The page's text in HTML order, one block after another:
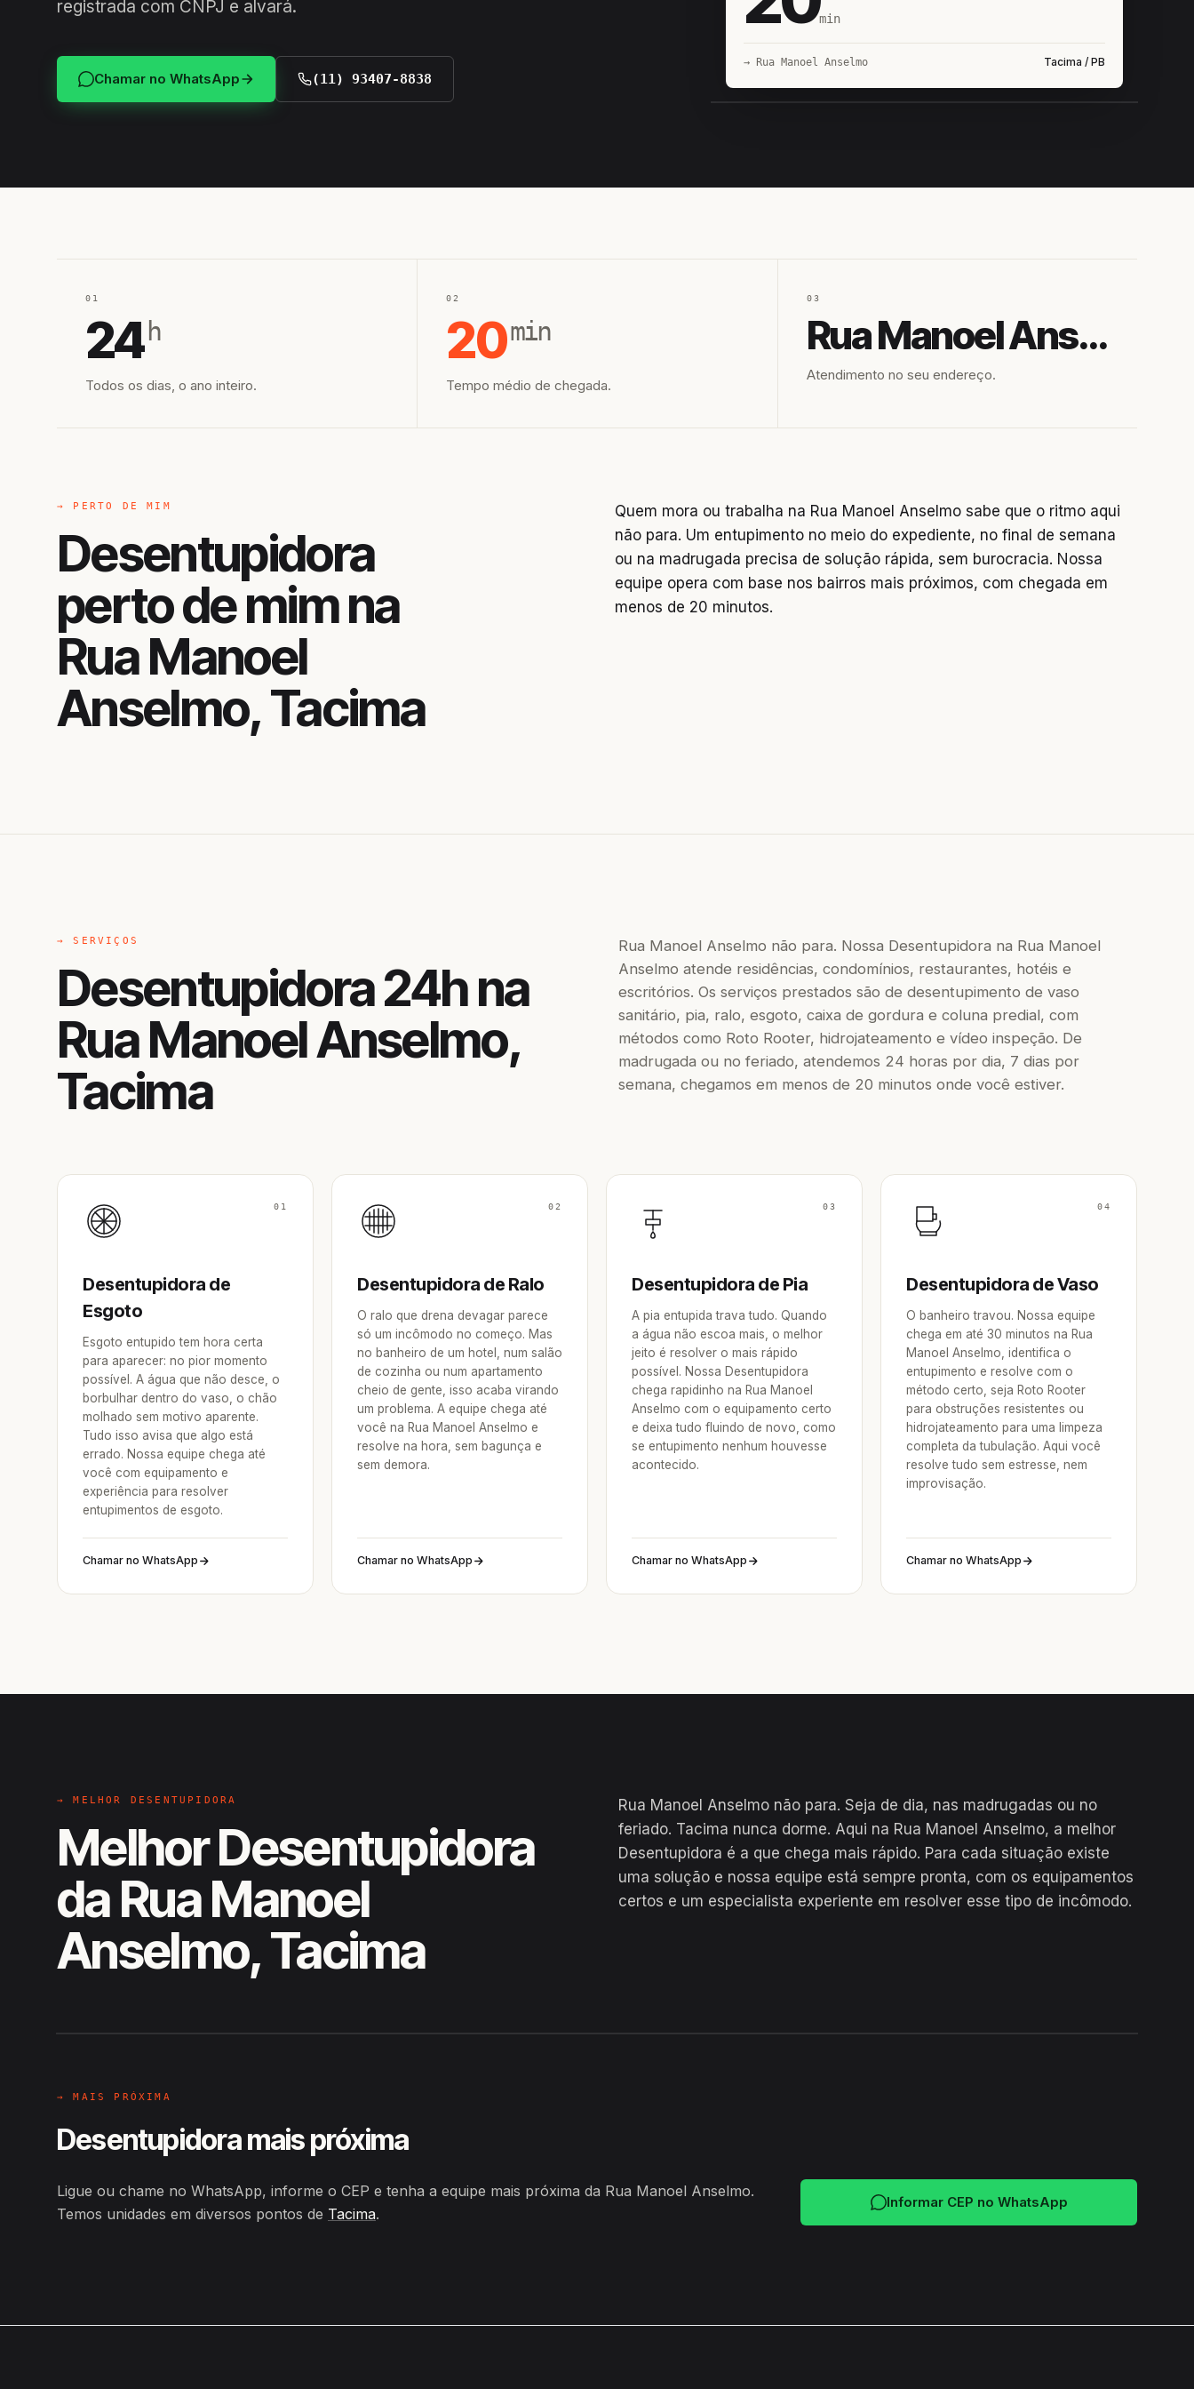
registrada com CNPJ e alvará.
Chamar no WhatsApp (11) 93407-8838
min
→ Rua Manoel Anselmo Tacima / PB
01
24 h
Todos os dias, o ano inteiro.
02
20min
Tempo médio de chegada.
03
Rua Manoel Anselmo
Atendimento no seu endereço.
→ PERTO DE MIM
Desentupidora
perto de mim na
Rua Manoel
Anselmo, Tacima
Quem mora ou trabalha na Rua Manoel Anselmo sabe que o ritmo aqui
não para. Um entupimento no meio do expediente, no final de semana
ou na madrugada precisa de solução rápida, sem burocracia. Nossa
equipe opera com base nos bairros mais próximos, com chegada em
menos de 20 minutos.
→ SERVIÇOS
Desentupidora 24h na
Rua Manoel Anselmo,
Tacima
Rua Manoel Anselmo não para. Nossa Desentupidora na Rua Manoel
Anselmo atende residências, condomínios, restaurantes, hotéis e
escritórios. Os serviços prestados são de desentupimento de vaso
sanitário, pia, ralo, esgoto, caixa de gordura e coluna predial, com
métodos como Roto Rooter, hidrojateamento e vídeo inspeção. De
madrugada ou no feriado, atendemos 24 horas por dia, 7 dias por
semana, chegamos em menos de 20 minutos onde você estiver.
01
Desentupidora de
Esgoto
Esgoto entupido tem hora certa
para aparecer: no pior momento
possível. A água que não desce, o
borbulhar dentro do vaso, o chão
molhado sem motivo aparente.
Tudo isso avisa que algo está
errado. Nossa equipe chega até
você com equipamento e
experiência para resolver
entupimentos de esgoto.
Chamar no WhatsApp
02
Desentupidora de Ralo
O ralo que drena devagar parece
só um incômodo no começo. Mas
no banheiro de um hotel, num salão
de cozinha ou num apartamento
cheio de gente, isso acaba virando
um problema. A equipe chega até
você na Rua Manoel Anselmo e
resolve na hora, sem bagunça e
sem demora.
Chamar no WhatsApp
03
Desentupidora de Pia
A pia entupida trava tudo. Quando
a água não escoa mais, o melhor
jeito é resolver o mais rápido
possível. Nossa Desentupidora
chega rapidinho na Rua Manoel
Anselmo com o equipamento certo
e deixa tudo fluindo de novo, como
se entupimento nenhum houvesse
acontecido.
Chamar no WhatsApp
04
Desentupidora de Vaso
O banheiro travou. Nossa equipe
chega em até 30 minutos na Rua
Manoel Anselmo, identifica o
entupimento e resolve com o
método certo, seja Roto Rooter
para obstruções resistentes ou
hidrojateamento para uma limpeza
completa da tubulação. Aqui você
resolve tudo sem estresse, nem
improvisação.
Chamar no WhatsApp
→ MELHOR DESENTUPIDORA
Melhor Desentupidora
da Rua Manoel
Anselmo, Tacima
Rua Manoel Anselmo não para. Seja de dia, nas madrugadas ou no
feriado. Tacima nunca dorme. Aqui na Rua Manoel Anselmo, a melhor
Desentupidora é a que chega mais rápido. Para cada situação existe
uma solução e nossa equipe está sempre pronta, com os equipamentos
certos e um especialista experiente em resolver esse tipo de incômodo.
EM CAMPO
→ MAIS PRÓXIMA
Desentupidora mais próxima
Ligue ou chame no WhatsApp, informe o CEP e tenha a equipe mais próxima da Rua Manoel Anselmo.
Temos unidades em diversos pontos de Tacima.
Informar CEP no WhatsApp